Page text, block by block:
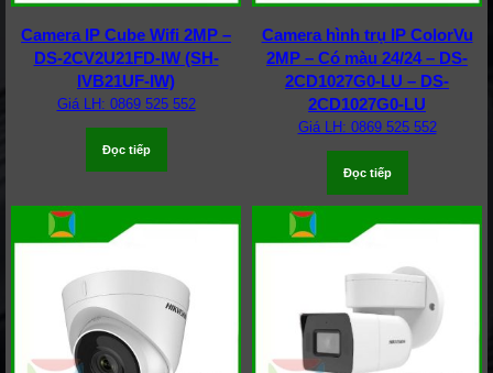
Camera IP Cube Wifi 2MP –
DS-2CV2U21FD-IW (SH-
IVB21UF-IW)
Giá LH: 0869 525 552
Đọc tiếp
Camera hình trụ IP ColorVu
2MP – Có màu 24/24 – DS-
2CD1027G0-LU – DS-
2CD1027G0-LU
Giá LH: 0869 525 552
Đọc tiếp